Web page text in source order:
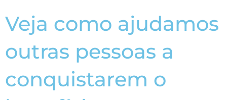
Veja como ajudamos
outras pessoas a
conquistarem o